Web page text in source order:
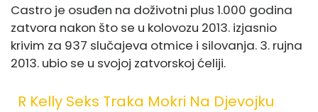
Castro je osuđen na doživotni plus 1.000 godina
zatvora nakon što se u kolovozu 2013. izjasnio
krivim za 937 slučajeva otmice i silovanja. 3. rujna
2013. ubio se u svojoj zatvorskoj ćeliji.
R Kelly Seks Traka Mokri Na Djevojku